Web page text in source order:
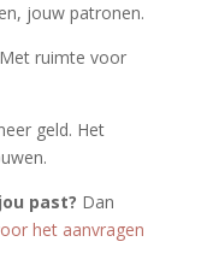
jouw patronen.
ruimte voor
geld. Het
past? Dan
het aanvragen